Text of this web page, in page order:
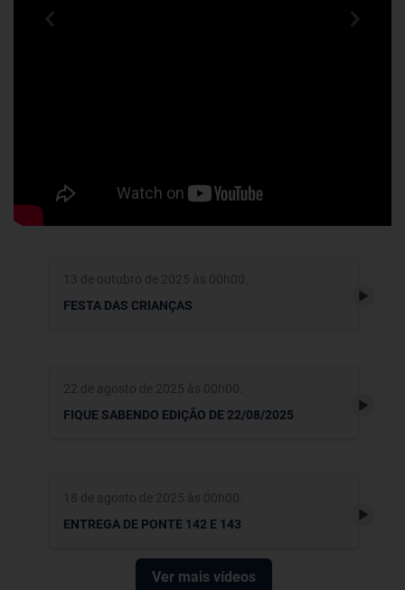
Previous Next
13 de outubro de 2025 às 00h00.
FESTA DAS CRIANÇAS
22 de agosto de 2025 às 00h00.
FIQUE SABENDO EDIÇÃO DE 22/08/2025
18 de agosto de 2025 às 00h00.
ENTREGA DE PONTE 142 E 143
Ver mais vídeos